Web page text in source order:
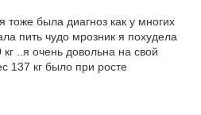
тоже была диагноз как у многих
пить чудо мрозник я похудела
..я очень довольна на свой
137 кг было при росте